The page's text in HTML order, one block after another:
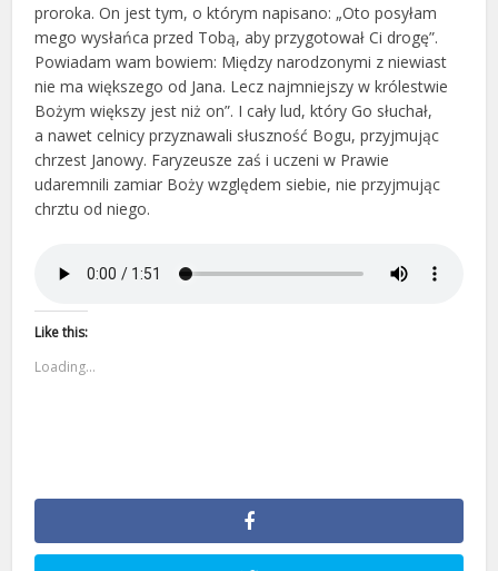
proroka. On jest tym, o którym napisano: „Oto posyłam
mego wysłańca przed Tobą, aby przygotował Ci drogę”.
Powiadam wam bowiem: Między narodzonymi z niewiast
nie ma większego od Jana. Lecz najmniejszy w królestwie
Bożym większy jest niż on”. I cały lud, który Go słuchał,
a nawet celnicy przyznawali słuszność Bogu, przyjmując
chrzest Janowy. Faryzeusze zaś i uczeni w Prawie
udaremnili zamiar Boży względem siebie, nie przyjmując
chrztu od niego.
Like this:
Loading...